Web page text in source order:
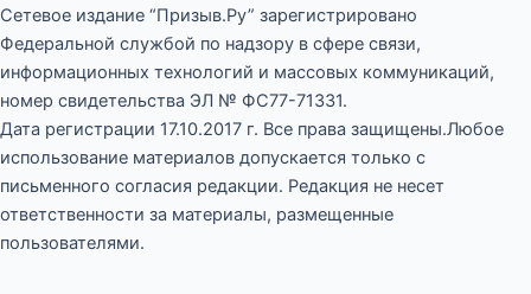
Сетевое издание “Призыв.Ру” зарегистрировано
Федеральной службой по надзору в сфере связи,
информационных технологий и массовых коммуникаций,
номер свидетельства ЭЛ № ФС77-71331.
Дата регистрации 17.10.2017 г. Все права защищены.Любое
использование материалов допускается только с
письменного согласия редакции. Редакция не несет
ответственности за материалы, размещенные
пользователями.